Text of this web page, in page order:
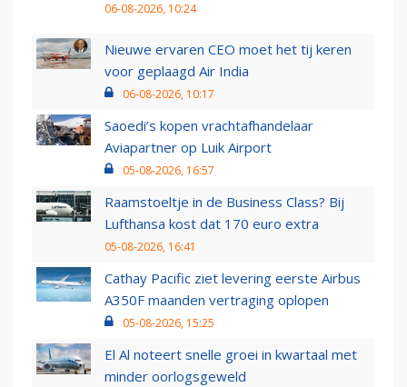
06-08-2026, 10:24
Nieuwe ervaren CEO moet het tij keren
voor geplaagd Air India
06-08-2026, 10:17
Saoedi’s kopen vrachtafhandelaar
Aviapartner op Luik Airport
05-08-2026, 16:57
Raamstoeltje in de Business Class? Bij
Lufthansa kost dat 170 euro extra
05-08-2026, 16:41
Cathay Pacific ziet levering eerste Airbus
A350F maanden vertraging oplopen
05-08-2026, 15:25
El Al noteert snelle groei in kwartaal met
minder oorlogsgeweld